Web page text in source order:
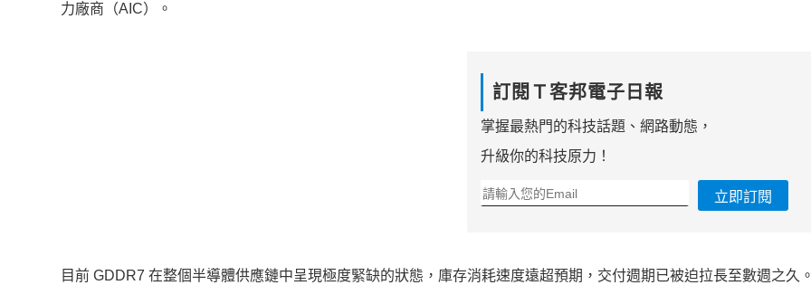
力廠商（AIC）。
訂閱Ｔ客邦電子日報
掌握最熱門的科技話題、網路動態，
升級你的科技原力！
立即訂閱
目前 GDDR7 在整個半導體供應鏈中呈現極度緊缺的狀態，庫存消耗速度遠超預期，交付週期已被迫拉長至數週之久。